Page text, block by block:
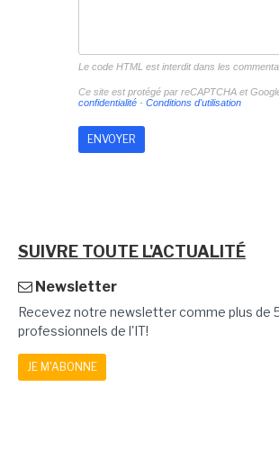
Le code HTML est interdit dans les
Ce site est protégé par reCAPTCHA et
confidentialité- Conditions d'utilisation
SUIVRE TOUTE L'ACTUALITÉ
Newsletter
Recevez notre newsletter comme plus de
professionnels de l'IT!
JE M'ABONNE